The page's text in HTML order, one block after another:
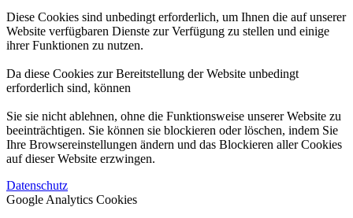
Diese Cookies sind unbedingt erforderlich, um Ihnen die auf unserer
Website verfügbaren Dienste zur Verfügung zu stellen und einige
ihrer Funktionen zu nutzen.
Da diese Cookies zur Bereitstellung der Website unbedingt
erforderlich sind, können
Sie sie nicht ablehnen, ohne die Funktionsweise unserer Website zu
beeinträchtigen. Sie können sie blockieren oder löschen, indem Sie
Ihre Browsereinstellungen ändern und das Blockieren aller Cookies
auf dieser Website erzwingen.
Datenschutz
Google Analytics Cookies